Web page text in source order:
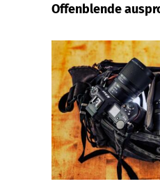
Offenblende